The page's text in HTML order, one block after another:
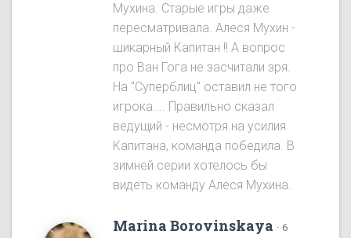
Мухина. Старые игры даже
пересматривала. Алеся Мухин -
шикарный Kапитан !! A вопрос
про Ван Гога не засчитали зря.
На "Cуперблиц" оставил не того
игрока.... Правильно сказал
ведущий - несмотря на усилия
Kапитана, команда победила. B
зимней серии хотелось бы
видеть команду Алеся Мухинa.
Marina Borovinskaya · 6